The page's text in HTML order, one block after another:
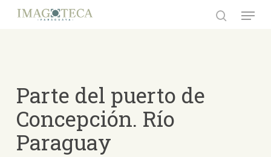
Menu
Parte del puerto de
Concepción. Río
Paraguay